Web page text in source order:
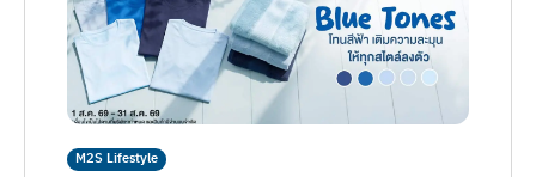
M2S Lifestyle